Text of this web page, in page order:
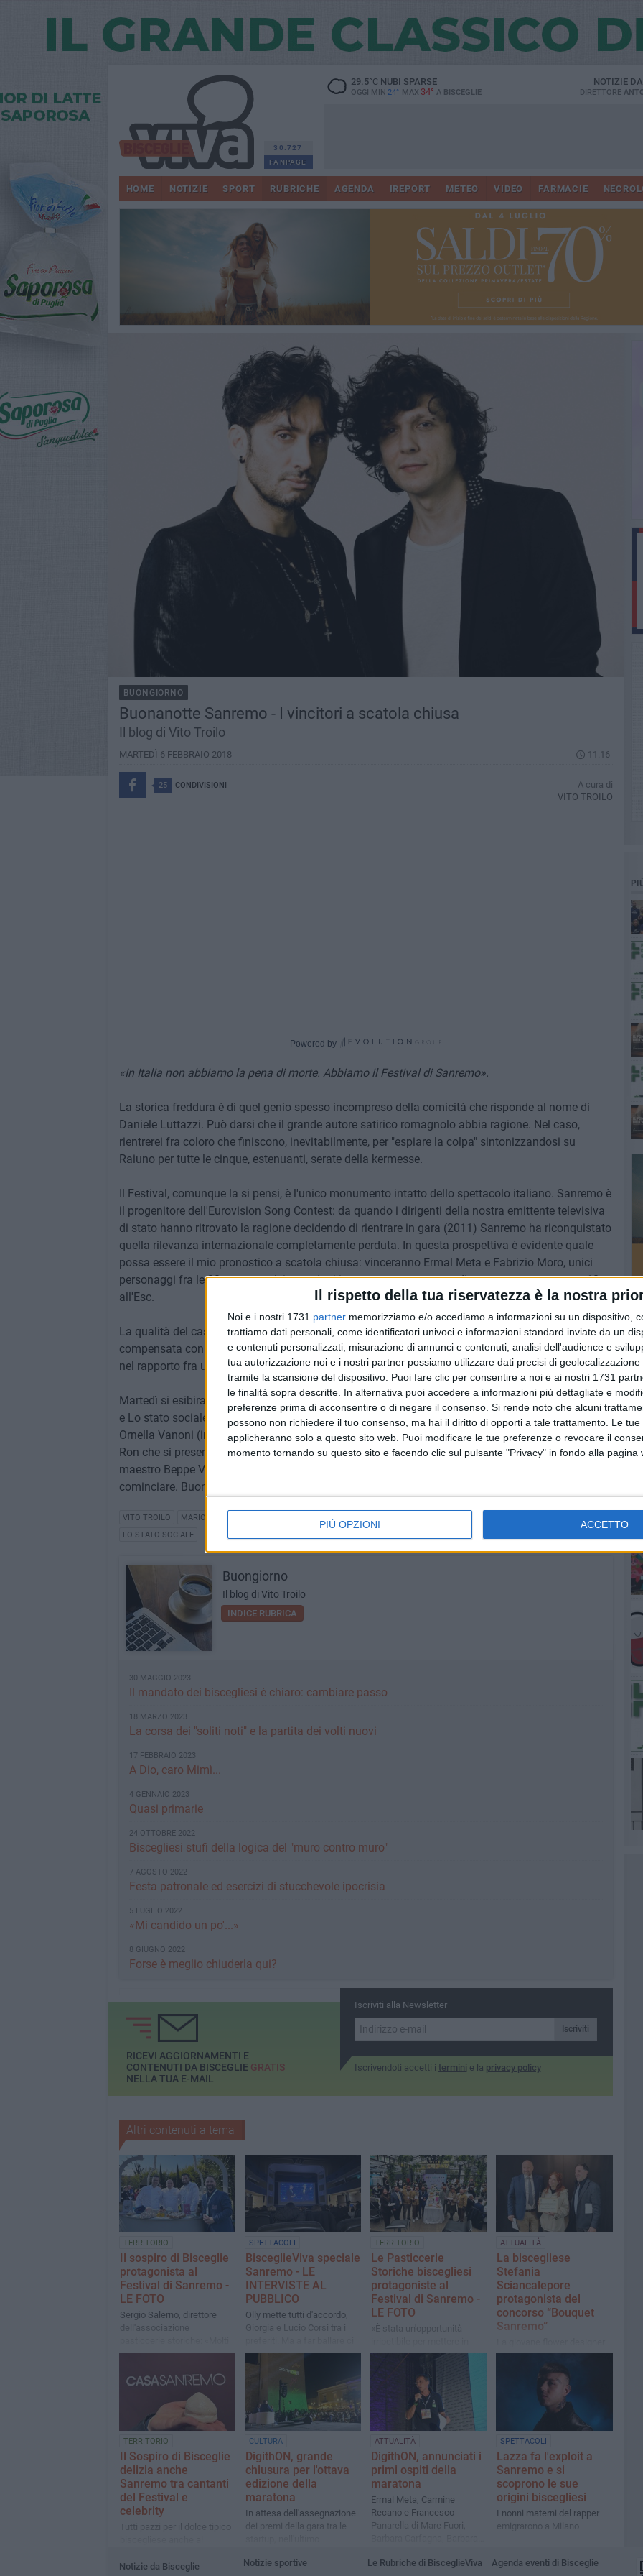
Il rispetto della tua riservatezza è la nostra
Noi e i nostri 1731 partner memorizziamo e/o accediamo a informazioni su un dispositivo,
trattiamo dati personali, come identificatori univoci e informazioni standard inviate da un
e contenuti personalizzati, misurazione di annunci e contenuti, analisi dell'audience e
tua autorizzazione noi e i nostri partner possiamo utilizzare dati precisi di
tramite la scansione del dispositivo. Puoi fare clic per consentire a noi e ai nostri 1731
le finalità sopra descritte. In alternativa puoi accedere a informazioni più dettagliate e
preferenze prima di acconsentire o di negare il consenso. Si rende noto che alcuni
possono non richiedere il tuo consenso, ma hai il diritto di opporti a tale trattamento. Le
applicheranno solo a questo sito web. Puoi modificare le tue preferenze o revocare il
momento tornando su questo sito e facendo clic sul pulsante "Privacy" in fondo alla pagina
PIÙ OPZIONI ACCETTO
30.727
FANPAGE
29.5°CNUBI SPARSE
OGGI MIN 24° MAX 34° A BISCEGLIE
NOTIZIE DA
DIRETTORE
HOME NOTIZIE SPORT RUBRICHE AGENDA IREPORT METEO VIDEO FARMACIE
BUONGIORNO
Buonanotte Sanremo - I vincitori a scatola chiusa
Il blog di Vito Troilo
MARTEDÌ 6 FEBBRAIO 2018 11.16
25 CONDIVISIONI
A cura di
VITO TROILO
Powered by
«In Italia non abbiamo la pena di morte. Abbiamo il Festival di Sanremo».
La storica freddura è di quel genio spesso incompreso della comicità che risponde al nome di
Daniele Luttazzi. Può darsi che il grande autore satirico romagnolo abbia ragione. Nel caso,
rientrerei fra coloro che finiscono, inevitabilmente, per "espiare la colpa" sintonizzandosi su
Raiuno per tutte le cinque, estenuanti, serate della kermesse.
Il Festival, comunque la si pensi, è l'unico monumento intatto dello spettacolo italiano. Sanremo è
il progenitore dell'Eurovision Song Contest: da quando i dirigenti della nostra emittente televisiva
di stato hanno ritrovato la ragione decidendo di rientrare in gara (2011) Sanremo ha riconquistato
quella rilevanza internazionale completamente perduta. In questa prospettiva è evidente quale
possa essere il mio pronostico a scatola chiusa: vinceranno Ermal Meta e Fabrizio Moro, unici
personaggi fra le 20 proposte dei campioni in gara a poter pensare di competere per una top 10
all'Esc.
La qualità del cast scelto da Claudio Baglioni, sulla carta, è oltre la linea della sufficienza:
compensata con la chiamata a raccolta delle superospiti italiane la situazione di scarso equilibrio
nel rapporto fra uomini e donne partecipanti, sul livello generale c'è poco da eccepire.
Martedì si esibiranno tutti i big. Bisognerà prestare attenzione, in particolare, a Elio e le storie tese
e Lo stato sociale. Susciterà come sempre curiosità l'istrionico Max Gazzé, oltre alla veterana
Ornella Vanoni (insieme al brindisino Antonio Calò in arte Bungaro e con Pacifico al piano) e a
Ron che si presenterà con un pezzo inedito di Lucio Dalla. Rassicurante la presenza sul palco del
maestro Beppe Vessicchio, che dirigerà Elio e le storie tese e Mario Biondi. Se c'è lui si può
cominciare. Buonanotte.
VITO TROILO MARIO BIONDI
LO STATO SOCIALE
Buongiorno
Il blog di Vito Troilo
INDICE RUBRICA
30 MAGGIO 2023
Il mandato dei biscegliesi è chiaro: cambiare passo
18 MARZO 2023
La corsa dei "soliti noti" e la partita dei volti nuovi
17 FEBBRAIO 2023
A Dio, caro Mimì...
4 GENNAIO 2023
Quasi primarie
24 OTTOBRE 2022
Biscegliesi stufi della logica del "muro contro muro"
7 AGOSTO 2022
Festa patronale ed esercizi di stucchevole ipocrisia
5 LUGLIO 2022
«Mi candido un po'...»
8 GIUGNO 2022
Forse è meglio chiuderla qui?
Iscriviti alla Newsletter
Iscriviti
Iscrivendoti accetti i termini e la privacy policy
RICEVI AGGIORNAMENTI E
CONTENUTI DA BISCEGLIE GRATIS
NELLA TUA E-MAIL
Altri contenuti a tema
TERRITORIO
Il sospiro di Bisceglie
protagonista al
Festival di Sanremo -
LE FOTO
Sergio Salerno, direttore
dell'associazione
lo hanno riconosciuto, ci
SPETTACOLI
BisceglieViva speciale
Sanremo - LE
INTERVISTE AL
PUBBLICO
Olly mette tutti d'accordo,
Giorgia e Lucio Corsi tra i
pensa Brancale
TERRITORIO
Le Pasticcerie
Storiche biscegliesi
protagoniste al
Festival di Sanremo -
LE FOTO
«È stata un'opportunità
luce la nostra terra e farla
ATTUALITÀ
La biscegliese
Stefania
Sciancalepore
protagonista del
concorso “Bouquet
Sanremo”
di Bon Ton ha ben figurato
TERRITORIO
Il Sospiro di Bisceglie
delizia anche
Sanremo tra cantanti
del Festival e
celebrity
Tutti pazzi per il dolce tipico
italiana
CULTURA
DigithON, grande
chiusura per l'ottava
edizione della
maratona
In attesa dell'assegnazione
dei premi della gara tra le
ospiti hanno incantato il
ATTUALITÀ
DigithON, annunciati i
primi ospiti della
maratona
Ermal Meta, Carmine
Recano e Francesco
Panarella di Mare Fuori,
e tanti altri
SPETTACOLI
Lazza fa l'exploit a
Sanremo e si
scoprono le sue
origini biscegliesi
I nonni materni del rapper
emigrarono a Milano
Notizie da Bisceglie
Notizie sportive
Le Rubriche di BisceglieViva
Agenda eventi di Bisceglie